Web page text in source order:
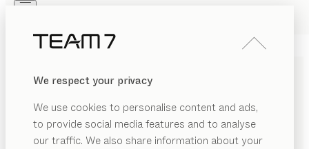
We respect your privacy
We use cookies to personalise content and ads,
to provide social media features and to analyse
our traffic. We also share information about your
PRODUITS
INSPIRATION
REVENDEUR
LITmylon
Jacob Strobel